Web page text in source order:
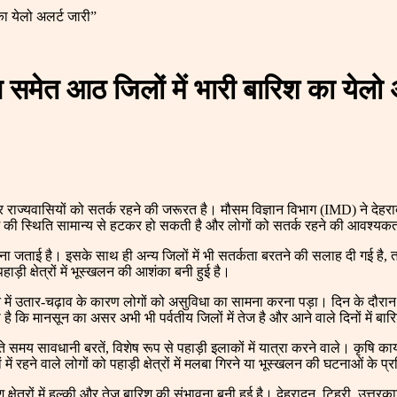
येलो अलर्ट जारी”
आठ जिलों में भारी बारिश का येलो
को सतर्क रहने की जरूरत है। मौसम विज्ञान विभाग (IMD) ने
स्थिति सामान्य से हटकर हो सकती है और लोगों को सतर्क रहने की
है। इसके साथ ही अन्य जिलों में भी सतर्कता बरतने की सलाह दी गई है,
क्षेत्रों में भूस्खलन की आशंका बनी हुई है।
में उतार-चढ़ाव के कारण लोगों को असुविधा का सामना करना पड़ा। दिन के
कि मानसून का असर अभी भी पर्वतीय जिलों में तेज है और आने वाले दिनों में
सावधानी बरतें, विशेष रूप से पहाड़ी इलाकों में यात्रा करने वाले। कृषि
रहने वाले लोगों को पहाड़ी क्षेत्रों में मलबा गिरने या भूस्खलन की घटनाओं के
में हल्की और तेज बारिश की संभावना बनी हुई है। देहरादून, टिहरी,